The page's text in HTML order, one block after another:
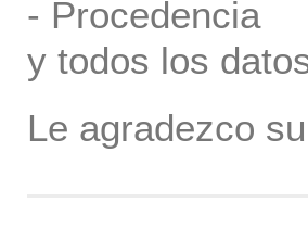
- Procedencia
y todos los
Le agradezco